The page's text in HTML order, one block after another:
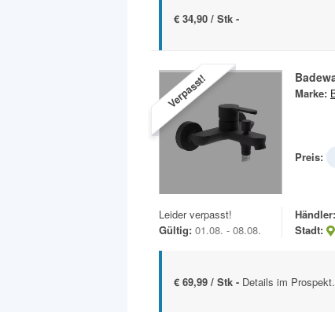
€ 34,90 / Stk -
Verpasst! Marke:
Preis:
Leider verpasst!
Gültig: 01.08. - 08.08.
Händler:
Stadt:
€ 69,99 / Stk - Details im Prospekt.